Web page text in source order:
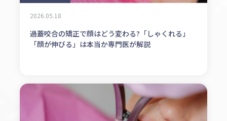
2026.05.18
過蓋咬合の矯正で顔はどう変わる?「しゃくれる」
「顔が伸びる」は本当か専門医が解説